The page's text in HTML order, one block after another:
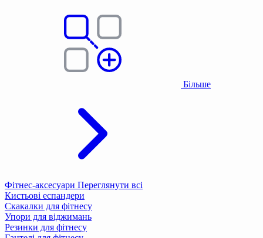
Більше
Фітнес-аксесуари Переглянути всі
Кистьові еспандери
Скакалки для фітнесу
Упори для віджимань
Резинки для фітнесу